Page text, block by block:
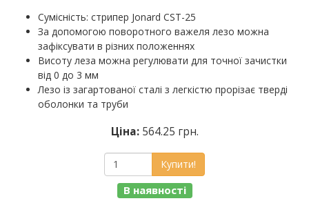
Сумісність: стрипер Jonard CST-25
За допомогою поворотного важеля лезо можна
зафіксувати в різних положеннях
Висоту леза можна регулювати для точної зачистки
від 0 до 3 мм
Лезо із загартованої сталі з легкістю прорізає тверді
оболонки та труби
Ціна: 564.25 грн.
Купити!
В наявності